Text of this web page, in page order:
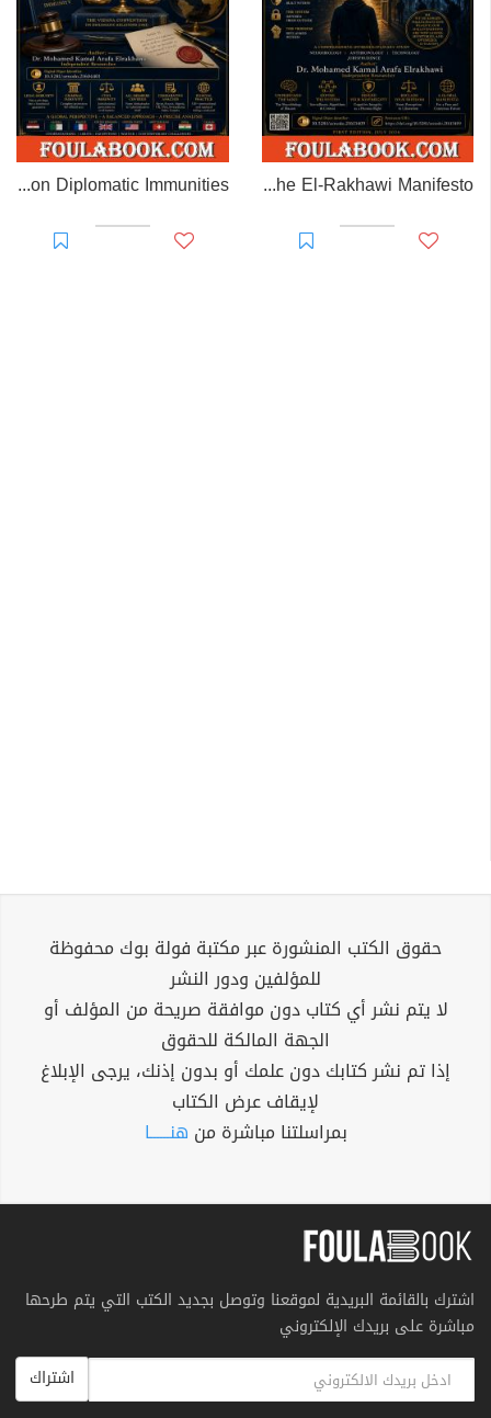
Prisoner of Perception: The El-Rakhawi Manifesto
EL-RAKHAWI MONOGRAPH on Diplomatic Immunities
حقوق الكتب المنشورة عبر مكتبة فولة بوك محفوظة
للمؤلفين ودور النشر
لا يتم نشر أي كتاب دون موافقة صريحة من المؤلف أو
الجهة المالكة للحقوق
إذا تم نشر كتابك دون علمك أو بدون إذنك، يرجى الإبلاغ
لإيقاف عرض الكتاب
بمراسلتنا مباشرة من هنــــــا
اشترك بالقائمة البريدية لموقعنا وتوصل بجديد الكتب التي يتم طرحها
مباشرة على بريدك الإلكتروني
اشتراك